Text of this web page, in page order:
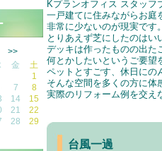
Kプランオフィス スタッフ
一戸建てに住みながらお庭
非常に少ないのが現実です
とりあえず芝にしたのはい
デッキは作ったものの出た
何とかしたいというご要望
ペットとすごす、休日にの
そんな空間を多くの方に体
実際のリフォーム例を交え
台風一過
>>
金
土
1
7
8
14
15
21
22
28
29